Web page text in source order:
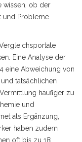
wissen, ob der
und Probleme
Eine Analyse der
eine Abweichung von
tatsächlichen
häufiger zu
und
als Ergänzung,
haben zudem
oft bis zu 18